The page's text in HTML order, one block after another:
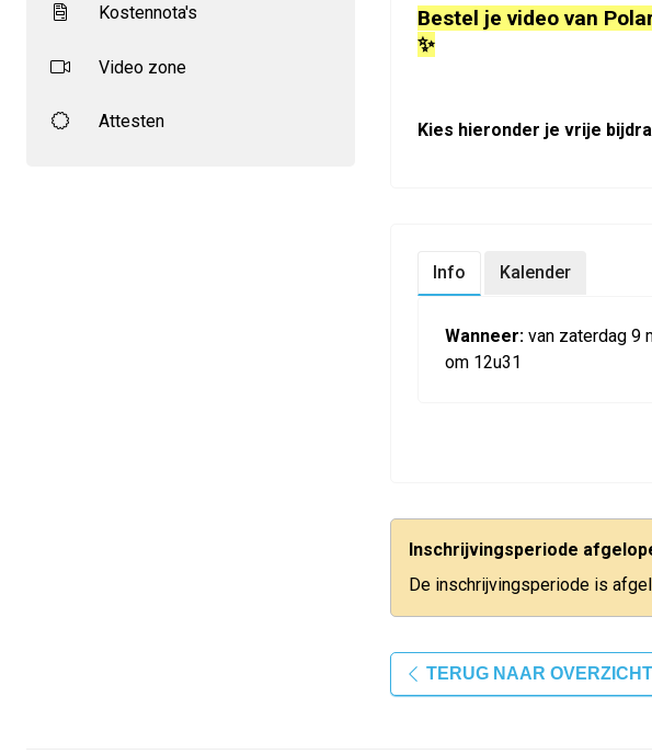
Kostennota's
Video zone
Attesten
Bestel je video van
✨
Kies hieronder je vrije
Info Kalender
Wanneer: van zaterdag 9
om 12u31
Inschrijvingsperiode
De inschrijvingsperiode is
TERUG NAAR OVERZICHT